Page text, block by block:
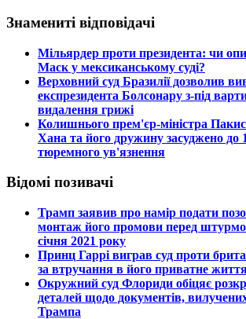
Знамениті відповідачі
​Мільярдер проти президента: чи
Маск у мексиканському суді?
​Верховний суд Бразилії дозволив
експрезидента Болсонару з-під
видалення грижі
​Колишнього прем'єр-міністра
Хана та його дружину засуджено до
тюремного ув'язнення
Відомі позивачі
​Трамп заявив про намір подати
монтаж його промови перед
січня 2021 року
​Принц Гаррі виграв суд проти
за втручання в його приватне
​Окружний суд Флориди обіцяє
деталей щодо документів, вилучених
Трампа